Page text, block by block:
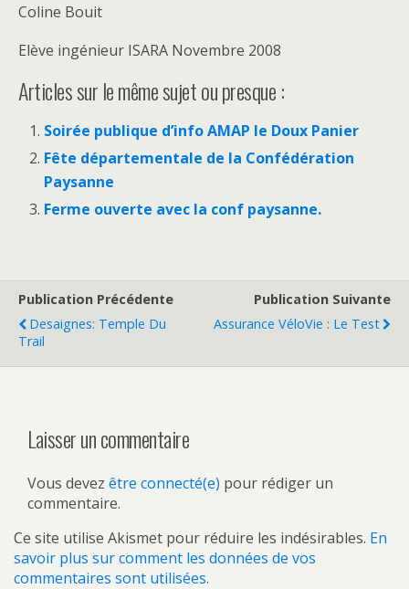
Coline Bouit
Elève ingénieur ISARA Novembre 2008
Articles sur le même sujet ou presque :
Soirée publique d’info AMAP le Doux Panier
Fête départementale de la Confédération
Paysanne
Ferme ouverte avec la conf paysanne.
Publication Précédente
Desaignes: Temple Du
Trail
Publication Suivante
Assurance VéloVie : Le Test
Laisser un commentaire
Vous devez être connecté(e) pour rédiger un
commentaire.
Ce site utilise Akismet pour réduire les indésirables. En
savoir plus sur comment les données de vos
commentaires sont utilisées.